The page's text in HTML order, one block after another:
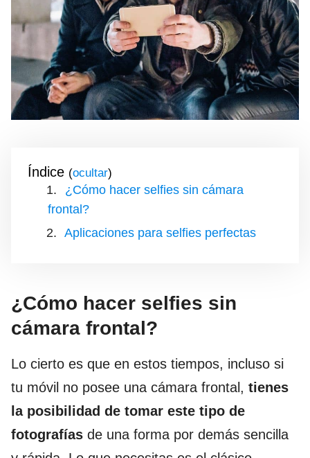
Índice ( )
¿Cómo hacer selfies sin cámara
frontal?
Aplicaciones para selfies perfectas
¿Cómo hacer selfies sin
cámara frontal?
Lo cierto es que en estos tiempos, incluso si
tu móvil no posee una cámara frontal, tienes
la posibilidad de tomar este tipo de
fotografías de una forma por demás sencilla